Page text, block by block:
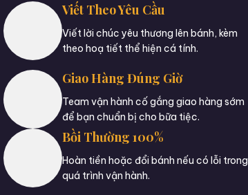
Viết Theo Yêu Cầu
Viết lời chúc yêu thương lên bánh, kèm
theo hoạ tiết thể hiện cá tính.
Giao Hàng Đúng Giờ
Team vận hành cố gắng giao hàng sớm
để bạn chuẩn bị cho bữa tiệc.
Bồi Thường 100%
Hoàn tiền hoặc đổi bánh nếu có lỗi trong
quá trình vận hành.